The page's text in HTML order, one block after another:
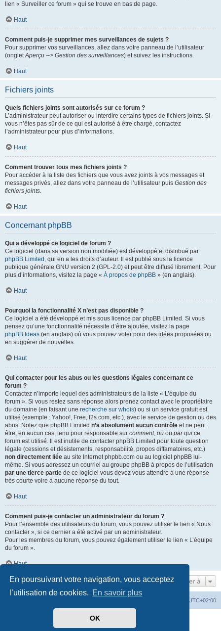
En poursuivant votre navigation, vous acceptez
l’utilisation de cookies. En savoir plus
OK
lien « Surveiller ce forum » qui se trouve en bas de page.
Haut
Comment puis-je supprimer mes surveillances de sujets ?
Pour supprimer vos surveillances, allez dans votre panneau de l’utilisateur
(ongletAperçu --> Gestion des surveillances) et suivez les instructions.
Haut
Fichiers joints
Quels fichiers joints sont autorisés sur ce forum ?
L’administrateur peut autoriser ou interdire certains types de fichiers joints. Si
vous n’êtes pas sûr de ce qui est autorisé à être chargé, contactez
l’administrateur pour plus d’informations.
Haut
Comment trouver tous mes fichiers joints ?
Pour accéder à la liste des fichiers que vous avez joints à vos messages et
messages privés, allez dans votre panneau de l’utilisateur puis Gestion des
fichiers joints.
Haut
Concernant phpBB
Qui a développé ce logiciel de forum ?
Ce logiciel (dans sa version non modifiée) est développé et distribué par
phpBB Limited , qui en a les droits d’auteur. Il est publié sous la licence
publique générale GNU version 2 (GPL-2.0) et peut être diffusé librement. Pour
plus d’informations, visitez la page « À propos de phpBB » (en anglais).
Haut
Pourquoi la fonctionnalité X n’est pas disponible ?
Ce logiciel a été développé et mis sous licence par phpBB Limited. Si vous
pensez qu’une fonctionnalité nécessite d’être ajoutée, visitez la page
phpBB Ideas (en anglais) où vous pouvez voter pour des idées proposées ou
en suggérer de nouvelles.
Haut
Qui contacter pour les abus ou les questions légales concernant ce
forum ?
Contactez n’importe lequel des administrateurs de la liste « L’équipe du
forum ». Si vous restez sans réponse alors prenez contact avec le propriétaire
du domaine (en faisant une recherche sur whois) ou si un service gratuit est
utilisé (exemple : Yahoo!, Free, f2s.com, etc.), avec le service de gestion ou des
abus. Notez que phpBB Limited n’a absolument aucun contrôle et ne peut
être, en aucun cas, tenu pour responsable sur comment, où ou par qui ce
forum est utilisé. Il est inutile de contacter phpBB Limited pour toute question
légale (cessions et désistements, responsabilité, propos diffamatoires, etc.)
non directement liée au site Internet phpbb.com ou au logiciel phpBB lui-
même. Si vous adressez un courriel au groupe phpBB à propos de l’utilisation
par une tierce partie de ce logiciel vous devez vous attendre à une réponse
très courte voire à aucune réponse du tout.
Haut
Comment puis-je contacter un administrateur du forum ?
Pour l’ensemble des utilisateurs du forum, vous pouvez utiliser le lien « Nous
contacter », si ce dernier a été activé par un administrateur.
Pour les membres du forum, vous pouvez également utiliser le lien « L’équipe
du forum ».
Haut
Aller à
UTC+02:00
phpBB ® Forum Software © phpBB Limited
phpBB-fr.com